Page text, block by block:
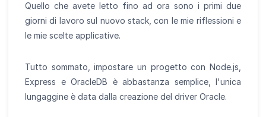
Quello che avete letto fino ad ora sono i primi due
giorni di lavoro sul nuovo stack, con le mie riflessioni e
le mie scelte applicative.
Tutto sommato, impostare un progetto con Node.js,
Express e OracleDB è abbastanza semplice, l'unica
lungaggine è data dalla creazione del driver Oracle.